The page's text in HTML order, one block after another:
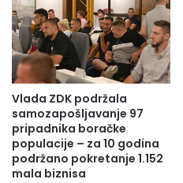
Vlada ZDK podržala
samozapošljavanje 97
pripadnika boračke
populacije – za 10 godina
podržano pokretanje 1.152
mala biznisa